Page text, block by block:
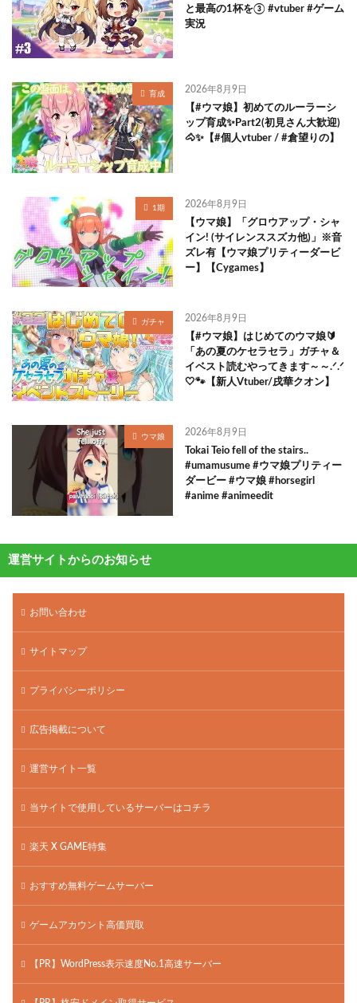
と最高の1杯を③ #vtuber #ゲーム
実況
育成 2026年8月9日
【#ウマ娘】初めてのルーラーシ
ップ育成✨Part2(初見さん大歓迎)
🐴✨【#個人vtuber / #倉望りの】
1期 2026年8月9日
【ウマ娘】「グロウアップ・シャ
イン! (サイレンススズカ他)」※音
ズレ有【ウマ娘プリティーダービ
ー】【Cygames】
ガチャ 2026年8月9日
【#ウマ娘】はじめてのウマ娘🔰
「あの夏のケセラセラ」ガチャ＆
イベスト読むやってきます～～.ᐟ.ᐟ
🤍🐾【新人Vtuber/戌華クオン】
ウマ娘 2026年8月9日
Tokai Teio fell of the stairs..
#umamusume #ウマ娘プリティー
ダービー #ウマ娘 #horsegirl
#anime #animeedit
運営サイトからのお知らせ
お問い合わせ
サイトマップ
プライバシーポリシー
広告掲載について
運営サイト一覧
当サイトで使用しているサーバーはコチラ
楽天 X GAME特集
おすすめ無料ゲームサーバー
ゲームアカウント高価買取
【PR】WordPress表示速度No.1高速サーバー